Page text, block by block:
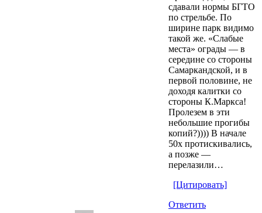
сдавали нормы БГТО
по стрельбе. По
ширине парк видимо
такой же. «Слабые
места» ограды — в
середине со стороны
Самаркандской, и в
первой половине, не
доходя калитки со
стороны К.Маркса!
Пролезем в эти
небольшие прогибы
копий?)))) В начале
50х протискивались,
а позже —
перелазили…
[Цитировать]
Ответить